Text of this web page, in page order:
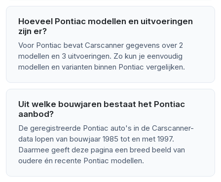
Hoeveel Pontiac modellen en uitvoeringen
zijn er?
Voor Pontiac bevat Carscanner gegevens over 2
modellen en 3 uitvoeringen. Zo kun je eenvoudig
modellen en varianten binnen Pontiac vergelijken.
Uit welke bouwjaren bestaat het Pontiac
aanbod?
De geregistreerde Pontiac auto's in de Carscanner-
data lopen van bouwjaar 1985 tot en met 1997.
Daarmee geeft deze pagina een breed beeld van
oudere én recente Pontiac modellen.